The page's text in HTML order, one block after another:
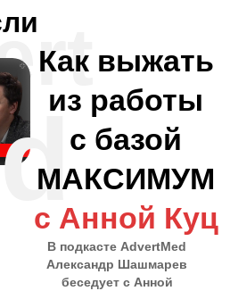
Как выжать
из работы
с базой
МАКСИМУМ
с Анной Куц
В подкасте AdvertMed
Александр Шашмарев
беседует с Анной